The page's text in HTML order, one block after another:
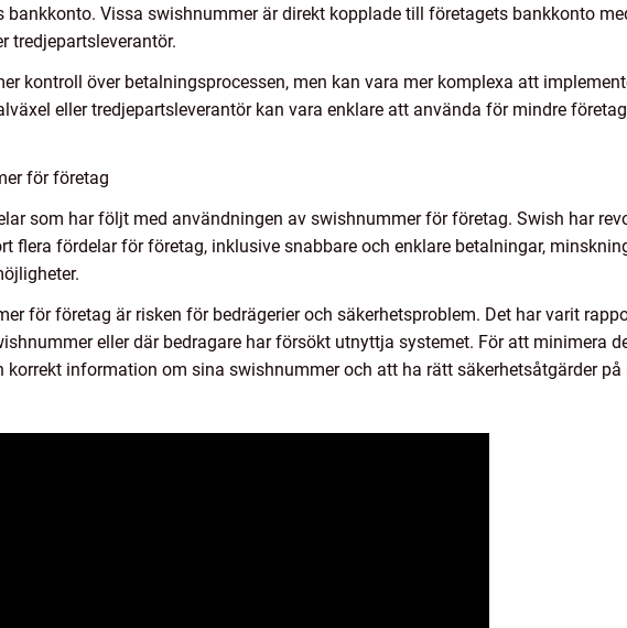
Vissa swishnummer är direkt kopplade till företagets bankkonto
tredjepartsleverantör.
kontroll över betalningsprocessen, men kan vara mer komplexa att
eller tredjepartsleverantör kan vara enklare att använda för mindre
för företag
som har följt med användningen av swishnummer för företag. Swish har
flera fördelar för företag, inklusive snabbare och enklare betalningar,
för företag är risken för bedrägerier och säkerhetsproblem. Det har varit
eller där bedragare har försökt utnyttja systemet. För att minimera
information om sina swishnummer och att ha rätt säkerhetsåtgärder på